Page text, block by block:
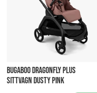
BUGABOO DRAGONFLY PLUS
SITTVAGN DUSTY PINK